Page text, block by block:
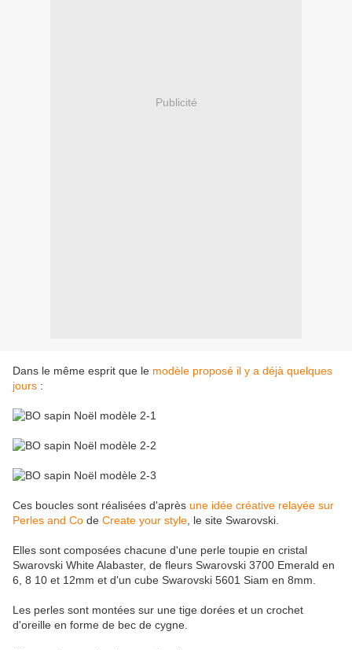
Publicité
Dans le même esprit que le modèle proposé il y a déjà quelques
jours :
Ces boucles sont réalisées d'après une idée créative relayée sur
Perles and Co de Create your style , le site Swarovski.
Elles sont composées chacune d'une perle toupie en cristal
Swarovski White Alabaster, de fleurs Swarovski 3700 Emerald en
6, 8 10 et 12mm et d'un cube Swarovski 5601 Siam en 8mm.
Les perles sont montées sur une tige dorées et un crochet
d'oreille en forme de bec de cygne.